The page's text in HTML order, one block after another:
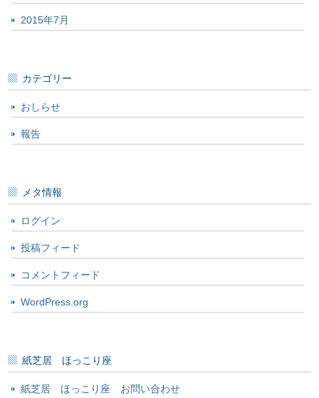
2015年7月
カテゴリー
おしらせ
報告
メタ情報
ログイン
投稿フィード
コメントフィード
WordPress.org
紙芝居 ほっこり座
紙芝居 ほっこり座 お問い合わせ